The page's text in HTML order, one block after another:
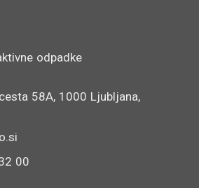
odpadke
58A, 1000 Ljubljana,
00